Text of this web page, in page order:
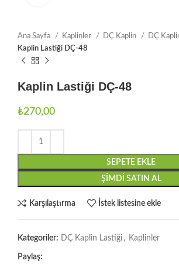
Ana Sayfa Kaplinler DÇ Kaplin
DÇ
Kaplin Lastiği DÇ-48
Kaplin Lastiği DÇ-48
₺270,00
SEPETE EKLE
ŞIMDI SATIN AL
Karşılaştırma İstek listesine ekle
Kategoriler: DÇ Kaplin Lastiği , Kaplinler
Paylaş: